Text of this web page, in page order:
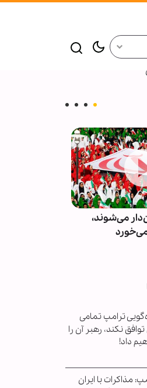
می‌شوند،
ترامپ تمامی
توافق نکند، رهبر آن را
داد!
مذاکرات با ایران